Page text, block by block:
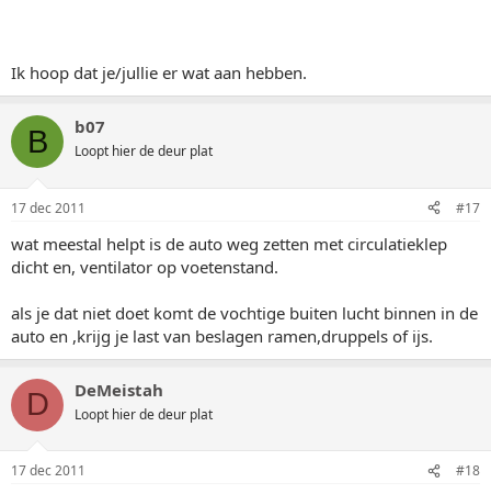
Ik hoop dat je/jullie er wat aan hebben.
B b07
Loopt hier de deur plat
17 dec 2011 #17
wat meestal helpt is de auto weg zetten met circulatieklep
dicht en, ventilator op voetenstand.
als je dat niet doet komt de vochtige buiten lucht binnen in de
auto en ,krijg je last van beslagen ramen,druppels of ijs.
D DeMeistah
Loopt hier de deur plat
17 dec 2011 #18